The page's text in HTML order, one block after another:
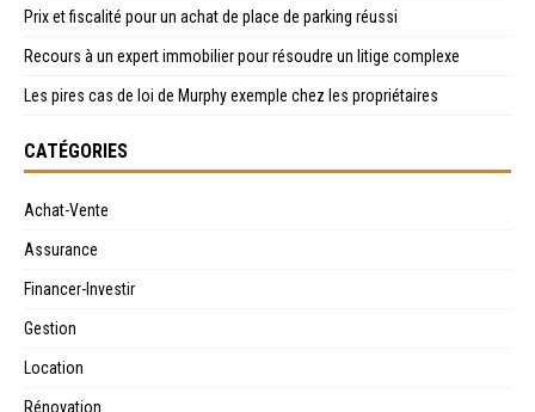
Prix et fiscalité pour un achat de place de parking réussi
Recours à un expert immobilier pour résoudre un litige complexe
Les pires cas de loi de Murphy exemple chez les propriétaires
CATÉGORIES
Achat-Vente
Assurance
Financer-Investir
Gestion
Location
Rénovation